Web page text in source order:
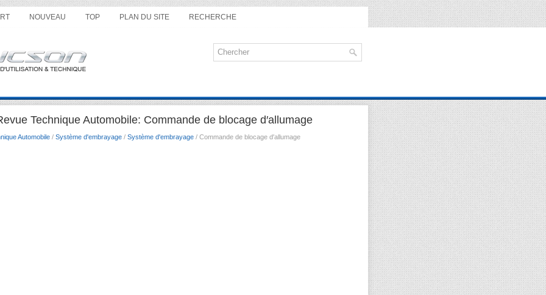
RT NOUVEAU TOP PLAN DU SITE RECHERCHE
Technique Automobile: Commande de blocage d′allumage
Automobile / Système d'embrayage / Système d'embrayage / Commande de blocage d′allumage